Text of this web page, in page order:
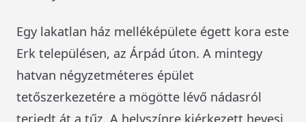
Egy lakatlan ház melléképülete égett kora este
Erk településen, az Árpád úton. A mintegy
hatvan négyzetméteres épület
tetőszerkezetére a mögötte lévő nádasról
terjedt át a tűz. A helyszínre kiérkezett hevesi